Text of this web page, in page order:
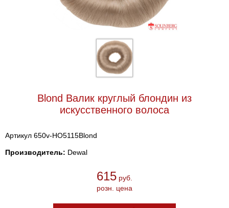
Blond Валик круглый блондин из
искусственного волоса
Артикул 650v-HO5115Blond
Производитель: Dewal
615 руб.
розн. цена